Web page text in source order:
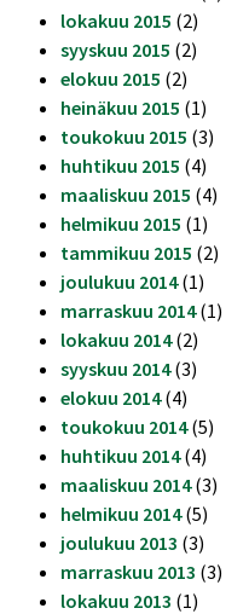
lokakuu 2015 (2)
syyskuu 2015 (2)
elokuu 2015 (2)
heinäkuu 2015 (1)
toukokuu 2015 (3)
huhtikuu 2015 (4)
maaliskuu 2015 (4)
helmikuu 2015 (1)
tammikuu 2015 (2)
joulukuu 2014(1)
marraskuu 2014(1)
lokakuu 2014(2)
syyskuu 2014(3)
elokuu 2014(4)
toukokuu 2014(5)
huhtikuu 2014(4)
maaliskuu 2014(3)
helmikuu 2014(5)
joulukuu 2013 (3)
marraskuu 2013 (3)
lokakuu 2013 (1)